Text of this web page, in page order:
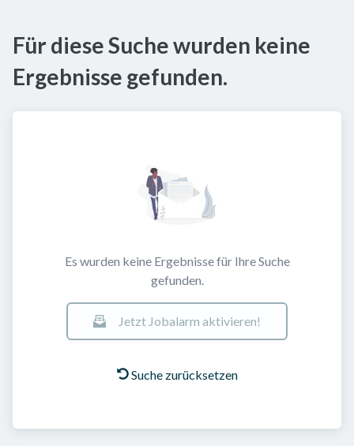
Für diese Suche wurden keine
Ergebnisse gefunden.
Es wurden keine Ergebnisse für Ihre Suche
gefunden.
Jetzt Jobalarm aktivieren!
Suche zurücksetzen